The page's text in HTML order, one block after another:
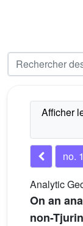
no.
Analytic
On an
non-